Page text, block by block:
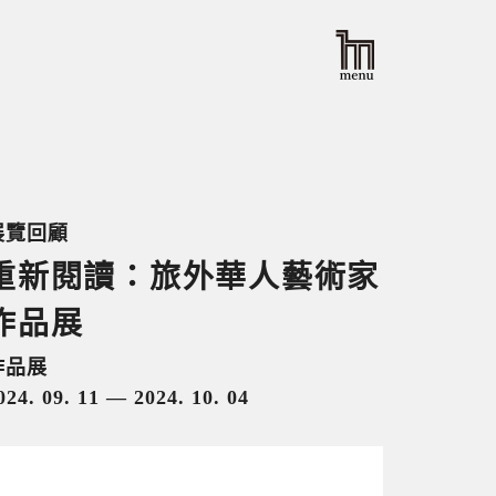
覽回顧
新閱讀：旅外華人藝術家
品展
品展
09. 11 — 2024. 10. 04